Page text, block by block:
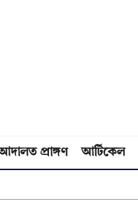
প্রাঙ্গণ আর্টিকেল